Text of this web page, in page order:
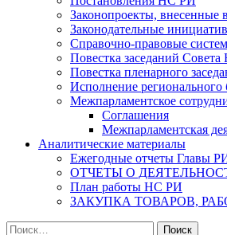
Законопроекты, внесенные
Законодательные
Справочно-правовые
Повестка заседаний
Повестка пленарного
Исполнение регионального
Межпарламентское
Соглашения
Межпарламентская
Аналитические материалы
Ежегодные отчеты Главы
ОТЧЕТЫ О
План работы НС РИ
ЗАКУПКА ТОВАРОВ,
Найти: